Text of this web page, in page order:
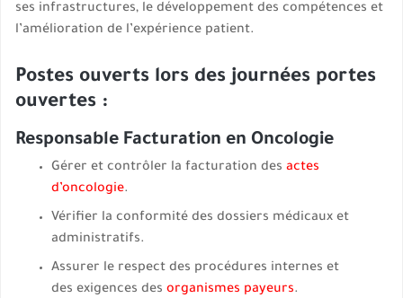
ses infrastructures, le développement des compétences et
l’amélioration de l’expérience patient.
Postes ouverts lors des journées portes
ouvertes :
Responsable Facturation en Oncologie
Gérer et contrôler la facturation des actes
d’oncologie.
Vérifier la conformité des dossiers médicaux et
administratifs.
Assurer le respect des procédures internes et
des exigences des organismes payeurs.